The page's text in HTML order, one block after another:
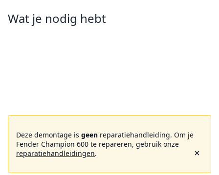
Wat je nodig hebt
Deze demontage is geen reparatiehandleiding. Om je
Fender Champion 600 te repareren, gebruik onze
reparatiehandleidingen.